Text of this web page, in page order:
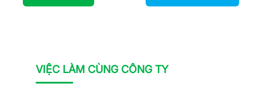
VIỆC LÀM CÙNG CÔNG TY